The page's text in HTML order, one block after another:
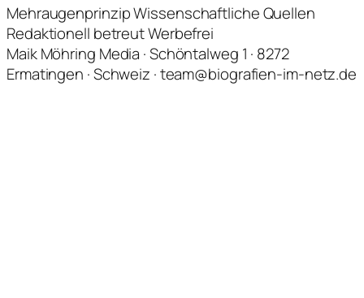
MehraugenprinzipWissenschaftliche Quellen
Redaktionell betreutWerbefrei
Maik Möhring Media · Schöntalweg 1 · 8272
Ermatingen · Schweiz · team@biografien-im-netz.de